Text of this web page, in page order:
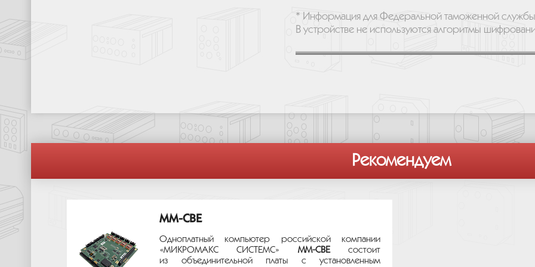
* Информация для Федеральной таможенной
В устройстве не используются алгоритмы
Рекомендуем
MM-CBE
Одноплатный компьютер российской компании
«МИКРОМАКС СИСТЕМС» MM-CBEсостоит
из объединительной платы с установленным